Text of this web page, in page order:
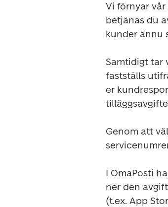
Vi förnyar
betjänas du
kunder ännu
Samtidigt tar
fastställs
er
Genom att
I OmaPosti
ner den
(t.ex. App